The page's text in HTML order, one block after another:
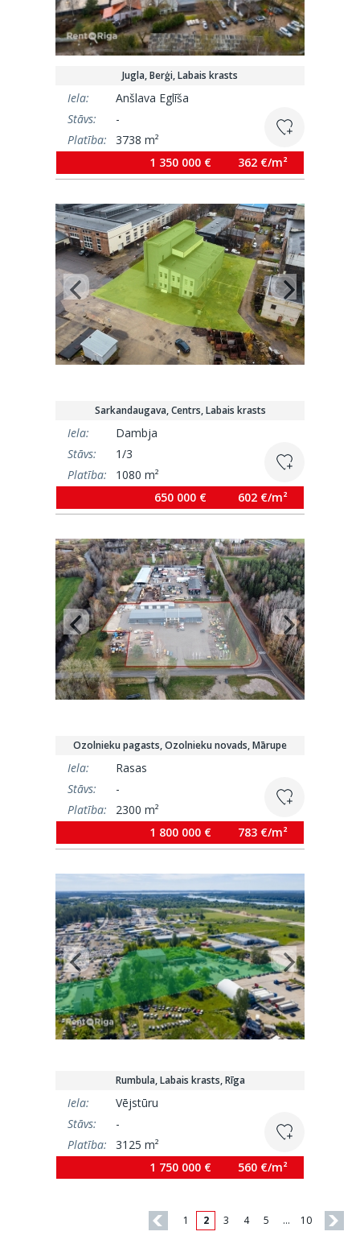
Jugla, Berģi, Labais krasts
Iela:
Anšlava Eglīša
Stāvs:
-
Platība:
3738 m²
1 350 000 €
362 €/m²
Sarkandaugava, Centrs, Labais krasts
Iela:
Dambja
Stāvs:
1/3
Platība:
1080 m²
650 000 €
602 €/m²
Ozolnieku pagasts, Ozolnieku novads, Mārupe
Iela:
Rasas
Stāvs:
-
Platība:
2300 m²
1 800 000 €
783 €/m²
Rumbula, Labais krasts, Rīga
Iela:
Vējstūru
Stāvs:
-
Platība:
3125 m²
1 750 000 €
560 €/m²
1 2 3 4 5 … 10